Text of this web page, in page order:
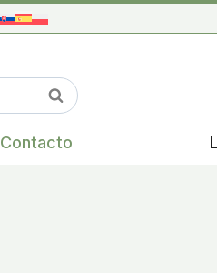
BuscarCuando hay
Contacto